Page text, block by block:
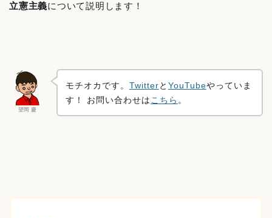
立憲主義について説明します！
望岡 慶
モチオカです。 Twitterと YouTubeやっていま
す！ お問い合わせは こちら 。